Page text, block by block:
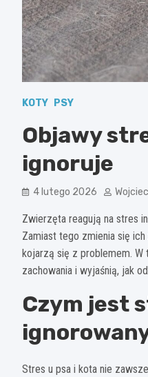
KOTY PSY
Objawy
ignoruje
4 lutego 2026
Zwierzęta reagują na stres
Zamiast tego zmienia się
kojarzą się z problemem.
zachowania i wyjaśnią, jak
Czym jest
Stres u psa i kota nie